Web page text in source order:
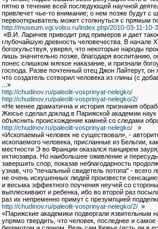
пятно в течение всей последующей научной
привлечет чье-то внимание; о нем позже будут с
первооткрыватель может столкнуться с прямым
http://museum.vgi.volsu.ru/index.php/2010-03-11-10-
«В.И. Ларичев приводит ряд примеров и дает
глубочайшую древность человечества. В начале
богохульствуя, уверял, что некоторые народы
лишь значительно позже, благодаря
понес слишком мягкое наказание, и признали
господа. Разве почтенный отец Джон Лайтерут,
что создатель сотворил человека из глины (с
...»
http://chudinov.ru/paleolit-vosprinyat-nelegko/
http://chudinov.ru/paleolit-vosprinyat-nelegko/2/
«Не менее драматична и история признания
Жюсье сделал доклад в Парижской академии
объяснить происхождение камней со следами
http://chudinov.ru/paleolit-vosprinyat-nelegko/»
«Ископаемый человек не существовал», -
ископаемого человека, присланные из Бельгии,
местности Э во Франции оказался панцирем
ихтиозавра. Но наибольшее оживление и
завершить спор, показав неблагодарность
узнав, что "печальный свидетель потопа" -
не очень искушенных людей произвести
и весьма эффектного поучения неучей со
выплескивают и ребенка, ибо во второй раз
раз их непременно примут с презумпцией
http://chudinov.ru/paleolit-vosprinyat-nelegko/2/»
«Парижские академики подвергали язвительным
упрямо твердить, что человек, последнее и